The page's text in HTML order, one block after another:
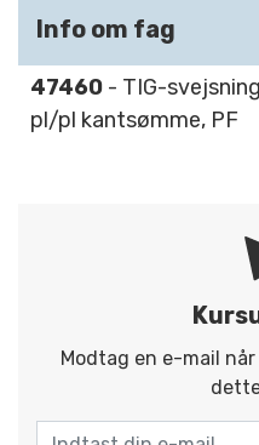
Info om fag
47460 - TIG-
pl/pl kantsømme, PF
Modtag en e-mail